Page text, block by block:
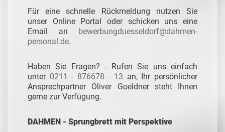
Für eine schnelle Rückmeldung nutzen Sie
unser Online Portal oder schicken uns eine
Email an bewerbungduesseldorf@dahmen-
personal.de.
Haben Sie Fragen? - Rufen Sie uns einfach
unter 0211 - 876678 - 13 an, Ihr persönlicher
Ansprechpartner Oliver Goeldner steht Ihnen
gerne zur Verfügung.
DAHMEN - Sprungbrett mit Perspektive